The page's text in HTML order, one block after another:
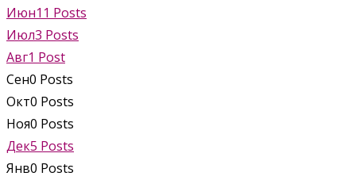
Июн11 Posts
Июл3 Posts
Авг1 Post
Сен0 Posts
Окт0 Posts
Ноя0 Posts
Дек5 Posts
Янв0 Posts